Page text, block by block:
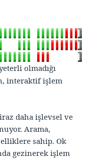
olmadığı
interaktif işlem
daha işlevsel ve
Arama,
sahip. Ok
gezinerek işlem